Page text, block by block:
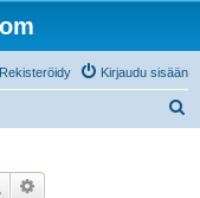
Kirjaudu sisään
Rekisteröidy
Etsi